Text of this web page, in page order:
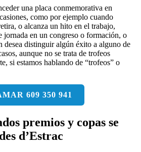
una placa conmemorativa en
como por ejemplo cuando
o alcanza un hito en el trabajo,
jornada en un congreso o formación, o
desea distinguir algún éxito a alguno de
aunque no se trata de trofeos
si estamos hablando de “trofeos” o
609 350 941
premios y copas se
d’Estrac